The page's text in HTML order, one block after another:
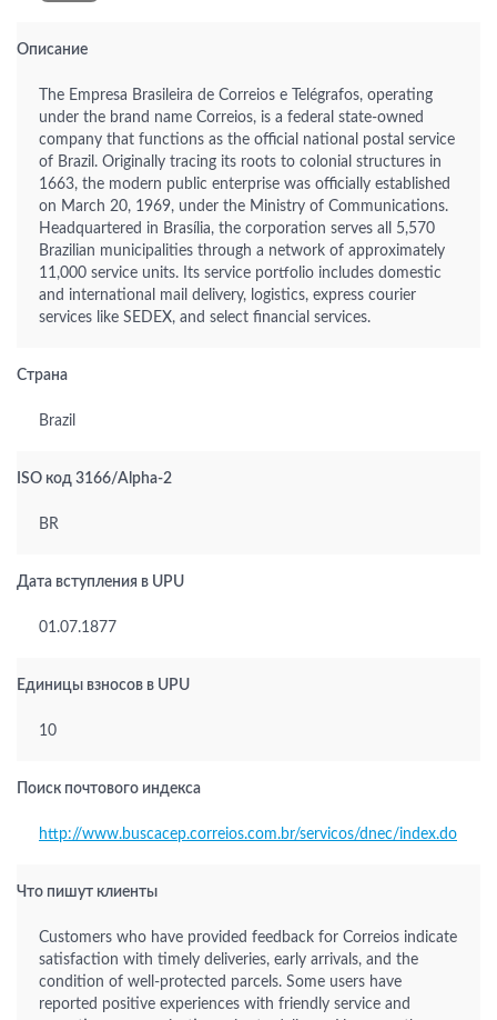
Описание
The Empresa Brasileira de Correios e Telégrafos, operating
under the brand name Correios, is a federal state-owned
company that functions as the official national postal service
of Brazil. Originally tracing its roots to colonial structures in
1663, the modern public enterprise was officially established
on March 20, 1969, under the Ministry of Communications.
Headquartered in Brasília, the corporation serves all 5,570
Brazilian municipalities through a network of approximately
11,000 service units. Its service portfolio includes domestic
and international mail delivery, logistics, express courier
services like SEDEX, and select financial services.
Страна
Brazil
ISO код 3166/Alpha-2
BR
Дата вступления в UPU
01.07.1877
Единицы взносов в UPU
10
Поиск почтового индекса
http://www.buscacep.correios.com.br/servicos/dnec/index.do
Что пишут клиенты
Customers who have provided feedback for Correios indicate
satisfaction with timely deliveries, early arrivals, and the
condition of well-protected parcels. Some users have
reported positive experiences with friendly service and